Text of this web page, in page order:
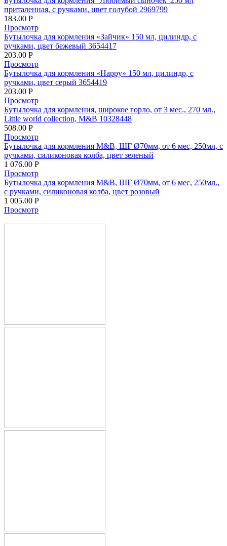
приталенная, с ручками, цвет голубой 2969799
183.00 Р
Просмотр
Бутылочка для кормления «Зайчик» 150 мл, цилиндр, с
ручками, цвет бежевый 3654417
203.00 Р
Просмотр
Бутылочка для кормления «Happy» 150 мл, цилиндр, с
ручками, цвет серый 3654419
203.00 Р
Просмотр
Бутылочка для кормления, широкое горло, от 3 мес., 270 мл.,
Little world collection, M&B 10328448
508.00 Р
Просмотр
Бутылочка для кормления M&B, ШГ Ø70мм, от 6 мес, 250мл, с
ручками, силиконовая колба, цвет зеленый
1 076.00 Р
Просмотр
Бутылочка для кормления M&B, ШГ Ø70мм, от 6 мес, 250мл.,
с ручками, силиконовая колба, цвет розовый
1 005.00 Р
Просмотр